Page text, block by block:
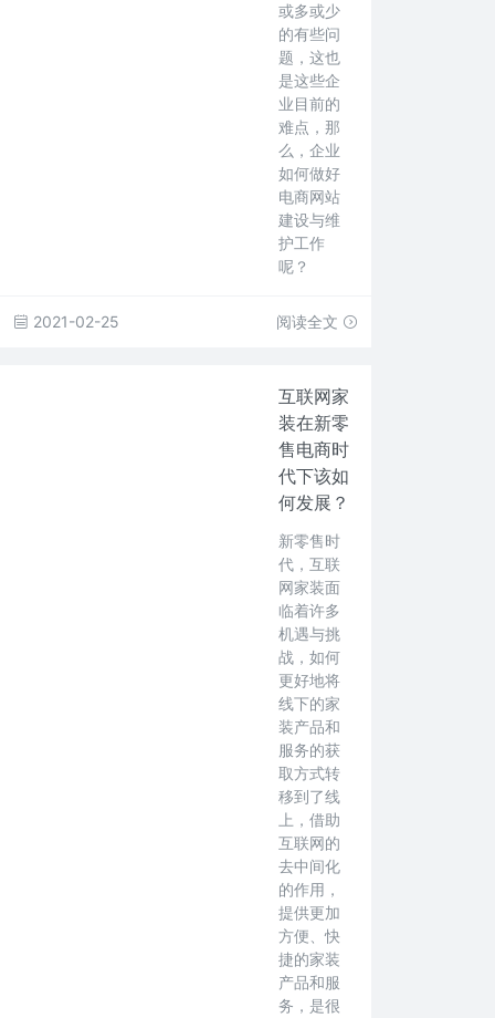
或多或少
的有些问
题，这也
是这些企
业目前的
难点，那
么，企业
如何做好
电商网站
建设与维
护工作
呢？
2021-02-25 阅读全文
互联网家
装在新零
售电商时
代下该如
何发展？
新零售时
代，互联
网家装面
临着许多
机遇与挑
战，如何
更好地将
线下的家
装产品和
服务的获
取方式转
移到了线
上，借助
互联网的
去中间化
的作用，
提供更加
方便、快
捷的家装
产品和服
务，是很